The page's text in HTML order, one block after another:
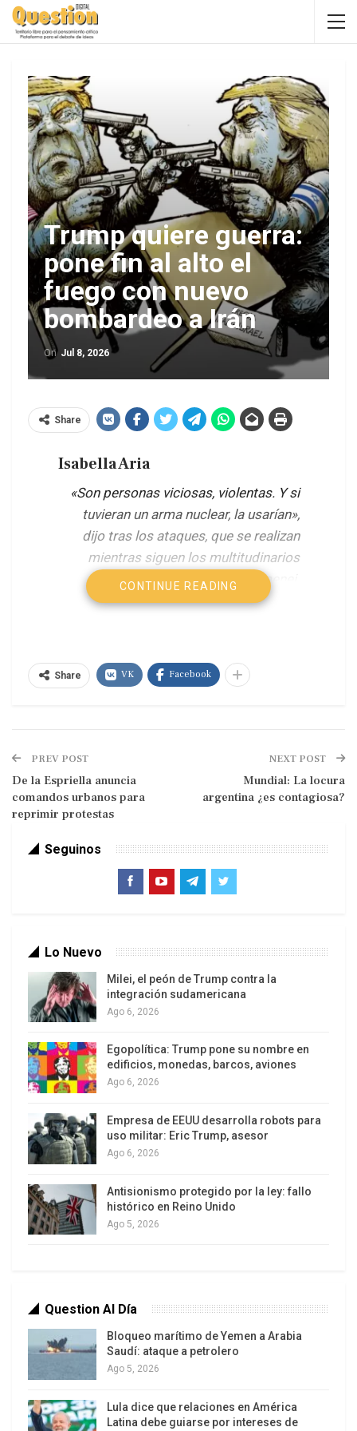
Trump quiere guerra:
pone fin al alto el
fuego con nuevo
bombardeo a Irán
On Jul 8, 2026
Share
Isabella Aria
«Son personas viciosas, violentas. Y si
tuvieran un arma nuclear, la usarían»,
dijo tras los ataques, que se realizan
mientras siguen los multitudinarios
funerales de Alí Jamenei.
El presidente de Estados Unidos, Donald
Irán, a cuyos dirigentes calificó de
«escoria» y «gente enferma», en un
estadounidenses contra el país de
Oriente Próximo. En Ankara dijo que Irán
«es basura».
«Para mí se ha acabado. No quiero
negociar con ellos, porque son basura.
Son gente enferma, dirigida por gente
arma nuclear, lo usarían», aseguró
Trump ante la prensa, junto con el
secretario general de la OTAN, Mark
Rutte, al inicio de la segunda jornada de
la cumbre de líderes de la Alianza en
Ankara.
La Guardia Revolucionaria confirmó la
muerte de uno de sus integrantes a
Región Marítima indicó en un breve
comunicado que uno de sus integrantes
«ha caído mártir cuando hacía frente a
drones enemigos» en Bandar Mashahr,
pública iraní, IRIB.
CONTINUE READING
Share VK Facebook
PREV POST
De la Espriella anuncia
comandos urbanos para
reprimir protestas
NEXT POST
Mundial: La locura
argentina ¿es contagiosa?
Seguinos
Lo Nuevo
Milei, el peón de Trump contra la
integración sudamericana
Ago 6, 2026
Egopolítica: Trump pone su nombre en
edificios, monedas, barcos, aviones
Ago 6, 2026
Empresa de EEUU desarrolla robots para
uso militar: Eric Trump, asesor
Ago 6, 2026
Antisionismo protegido por la ley: fallo
histórico en Reino Unido
Ago 5, 2026
Question Al Día
Bloqueo marítimo de Yemen a Arabia
Saudí: ataque a petrolero
Ago 5, 2026
Lula dice que relaciones en América
Latina debe guiarse por intereses de